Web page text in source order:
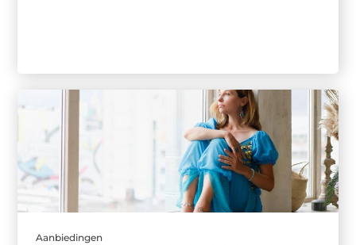
Aanbiedingen